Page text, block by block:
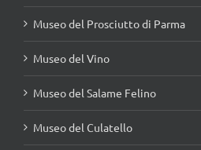
Museo del Prosciutto di Parma
Museo del Vino
Museo del Salame Felino
Museo del Culatello